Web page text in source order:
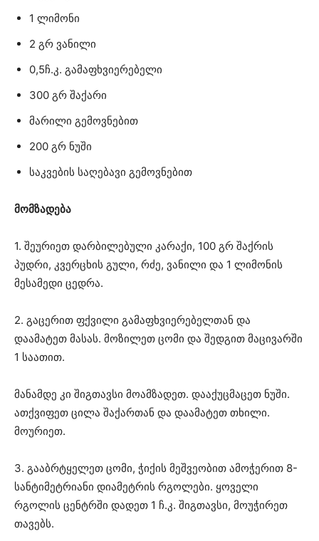
1 ლიმონი
2 გრ ვანილი
0,5ჩ.კ. გამაფხვიერებელი
300 გრ შაქარი
მარილი გემოვნებით
200 გრ ნუში
საკვების საღებავი გემოვნებით
მომზადება
1. შეურიეთ დარბილებული კარაქი, 100 გრ შაქრის
პუდრი, კვერცხის გული, რძე, ვანილი და 1 ლიმონის
მესამედი ცედრა.
2. გაცერით ფქვილი გამაფხვიერებელთან და
დაამატეთ მასას. მოზილეთ ცომი და შედგით მაცივარში
1 საათით.
მანამდე კი შიგთავსი მოამზადეთ. დააქუცმაცეთ ნუში.
ათქვიფეთ ცილა შაქართან და დაამატეთ თხილი.
მოურიეთ.
3. გააბრტყელეთ ცომი, ჭიქის მეშვეობით ამოჭერით 8-
სანტიმეტრიანი დიამეტრის რგოლები. ყოველი
რგოლის ცენტრში დადეთ 1 ჩ.კ. შიგთავსი, მოუჭირეთ
თავებს.